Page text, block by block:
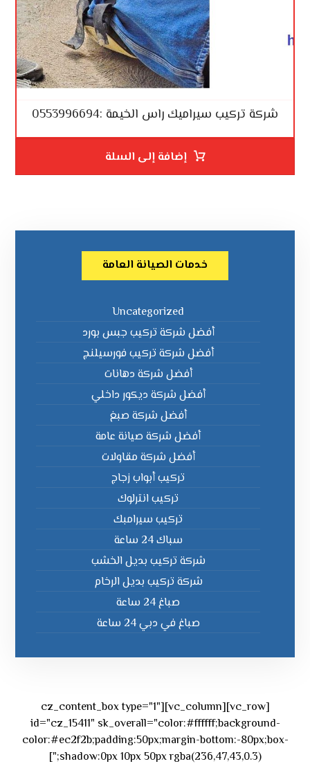
شركة تركيب سيراميك راس الخيمة :0553996694
إضافة إلى السلة
خدمات الصيانة العامة
Uncategorized
أفضل شركة تركيب جبس بورد
أفضل شركة تركيب فورسيلنج
أفضل شركة دهانات
أفضل شركة ديكور داخلي
أفضل شركة صبغ
أفضل شركة صيانة عامة
أفضل شركة مقاولات
تركيب أبواب زجاج
تركيب انترلوك
تركيب سيرامبك
سباك 24 ساعة
شركة تركيب بديل الخشب
شركة تركيب بديل الرخام
صباغ 24 ساعة
صباغ في دبي 24 ساعة
[vc_row][vc_column][cz_content_box type="1"
id="cz_15411" sk_overall="color:#ffffff;background-
color:#ec2f2b;padding:50px;margin-bottom:-80px;box-
shadow:0px 10px 50px rgba(236,47,43,0.3);"]